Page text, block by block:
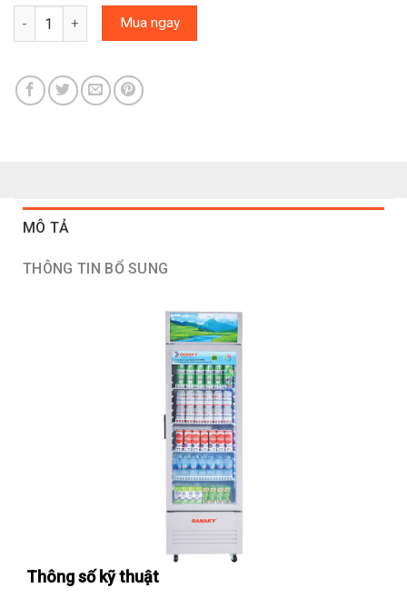
Tủ mát Inverter Sanaky 290 lít VH-358K3L số lượng
Mua ngay
MÔ TẢ
THÔNG TIN BỔ SUNG
Thông số kỹ thuật